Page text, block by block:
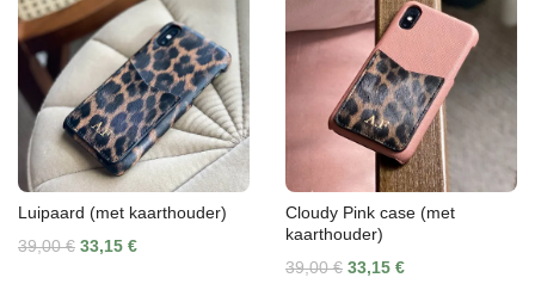
Luipaard (met kaarthouder)
39,00 € 33,15 €
Cloudy Pink case (met
kaarthouder)
39,00 € 33,15 €